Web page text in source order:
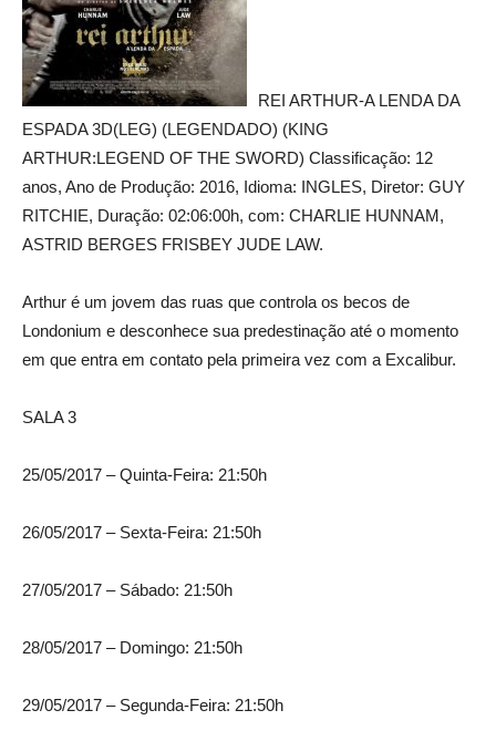
REI ARTHUR-A LENDA DA
ESPADA 3D(LEG) (LEGENDADO) (KING
ARTHUR:LEGEND OF THE SWORD) Classificação: 12
anos, Ano de Produção: 2016, Idioma: INGLES, Diretor: GUY
RITCHIE, Duração: 02:06:00h, com: CHARLIE HUNNAM,
ASTRID BERGES FRISBEY JUDE LAW.
Arthur é um jovem das ruas que controla os becos de
Londonium e desconhece sua predestinação até o momento
em que entra em contato pela primeira vez com a Excalibur.
SALA 3
25/05/2017 – Quinta-Feira: 21:50h
26/05/2017 – Sexta-Feira: 21:50h
27/05/2017 – Sábado: 21:50h
28/05/2017 – Domingo: 21:50h
29/05/2017 – Segunda-Feira: 21:50h